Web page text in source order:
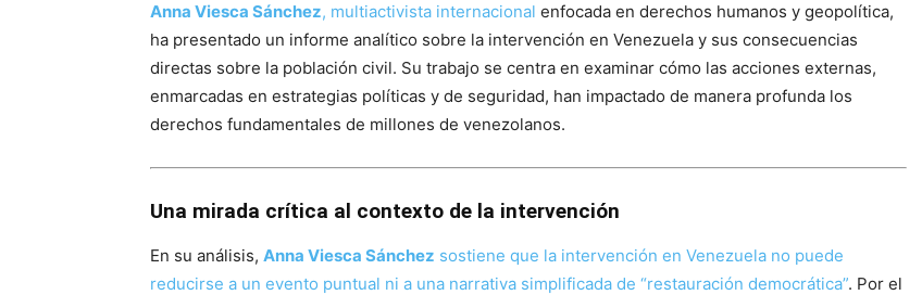
Anna Viesca Sánchez, multiactivista internacional enfocada en derechos humanos y geopolítica,
ha presentado un informe analítico sobre la intervención en Venezuela y sus consecuencias
directas sobre la población civil. Su trabajo se centra en examinar cómo las acciones externas,
enmarcadas en estrategias políticas y de seguridad, han impactado de manera profunda los
derechos fundamentales de millones de venezolanos.
Una mirada crítica al contexto de la intervención
En su análisis, Anna Viesca Sánchez sostiene que la intervención en Venezuela no puede
reducirse a un evento puntual ni a una narrativa simplificada de “restauración democrática”. Por el